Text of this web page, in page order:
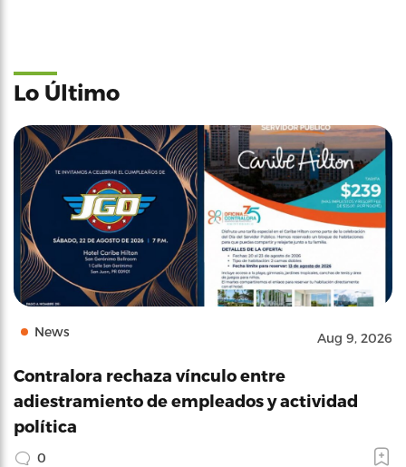
Lo Último
News Aug 9, 2026
Contralora rechaza vínculo entre
adiestramiento de empleados y actividad
política
0